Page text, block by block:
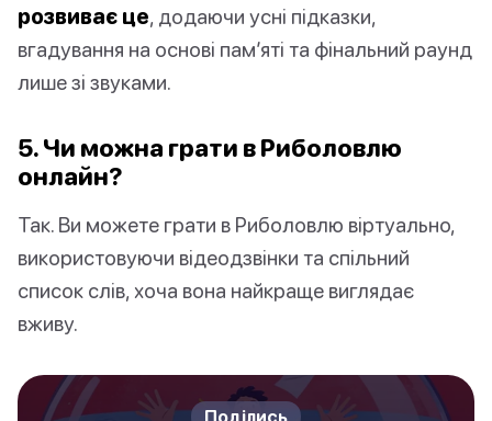
розвиває це, додаючи усні підказки,
вгадування на основі пам’яті та фінальний раунд
лише зі звуками.
5. Чи можна грати в Риболовлю
онлайн?
Так. Ви можете грати в Риболовлю віртуально,
використовуючи відеодзвінки та спільний
список слів, хоча вона найкраще виглядає
вживу.
Поділись